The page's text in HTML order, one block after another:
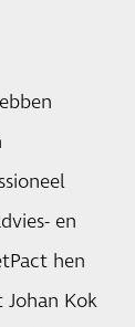
en
hen
Kok